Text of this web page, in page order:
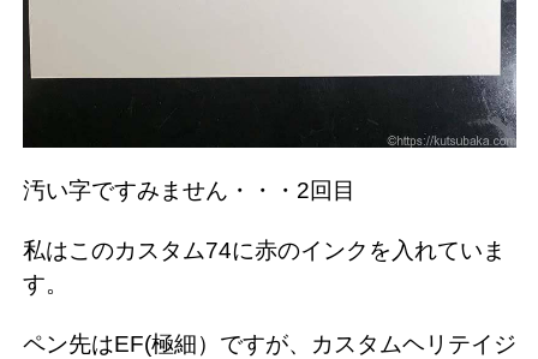
汚い字ですみません・・・2回目
私はこのカスタム74に赤のインクを入れていま
す。
ペン先はEF(極細）ですが、カスタムヘリテイジ